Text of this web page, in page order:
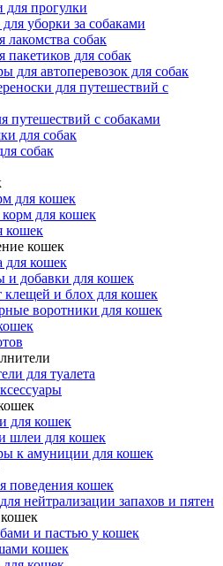
прогулки
уборки за собаками
лакомства собак
пакетиков для собак
для автоперевозок для собак
для путешествий с
путешествий с собаками
для собак
собак
для кошек
для кошек
кошек
кошек
для кошек
и добавки для кошек
клещей и блох для кошек
воротники для кошек
для туалета
для кошек
шлеи для кошек
к амуниции для кошек
поведения кошек
нейтрализации запахов и пятен
и пастью у кошек
кошек